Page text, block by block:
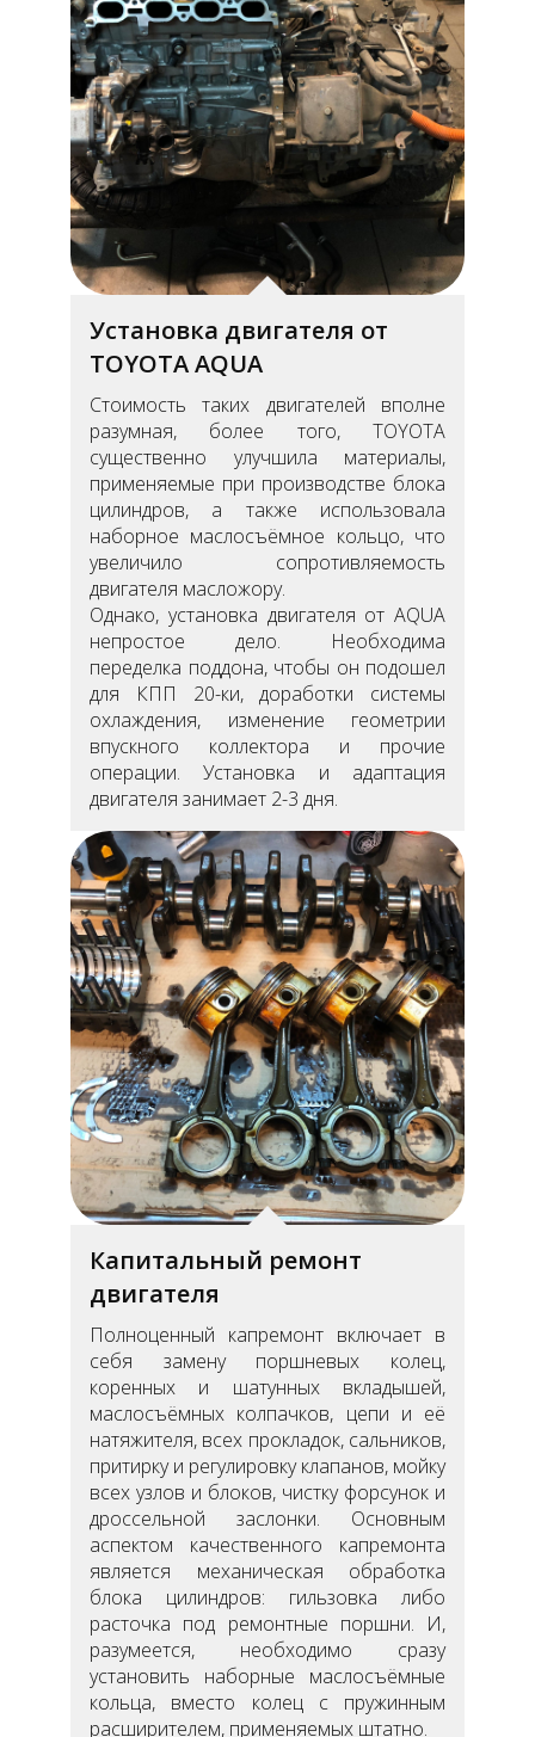
Установка двигателя от
TOYOTA AQUA
Стоимость таких двигателей вполне
разумная, более того, TOYOTA
существенно улучшила материалы,
применяемые при производстве блока
цилиндров, а также использовала
наборное маслосъёмное кольцо, что
увеличило сопротивляемость
двигателя масложору.
Однако, установка двигателя от AQUA
непростое дело. Необходима
переделка поддона, чтобы он подошел
для КПП 20-ки, доработки системы
охлаждения, изменение геометрии
впускного коллектора и прочие
операции. Установка и адаптация
двигателя занимает 2-3 дня.
Капитальный ремонт
двигателя
Полноценный капремонт включает в
себя замену поршневых колец,
коренных и шатунных вкладышей,
маслосъёмных колпачков, цепи и её
натяжителя, всех прокладок, сальников,
притирку и регулировку клапанов, мойку
всех узлов и блоков, чистку форсунок и
дроссельной заслонки. Основным
аспектом качественного капремонта
является механическая обработка
блока цилиндров: гильзовка либо
расточка под ремонтные поршни. И,
разумеется, необходимо сразу
установить наборные маслосъёмные
кольца, вместо колец с пружинным
расширителем, применяемых штатно.